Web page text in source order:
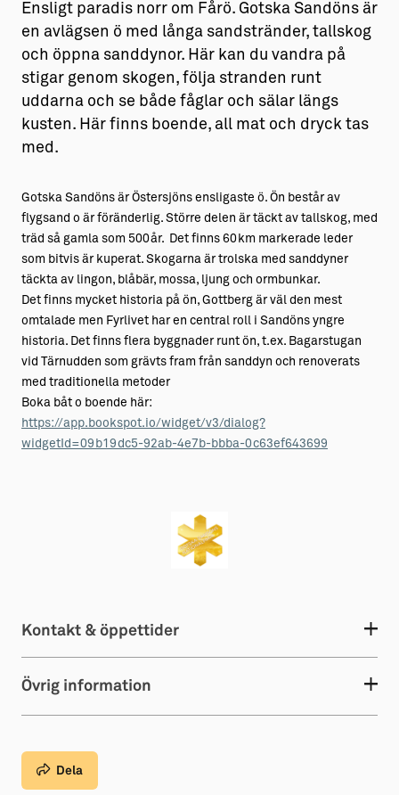
Ensligt paradis norr om Fårö. Gotska Sandöns är
en avlägsen ö med långa sandstränder, tallskog
och öppna sanddynor. Här kan du vandra på
stigar genom skogen, följa stranden runt
uddarna och se både fåglar och sälar längs
kusten. Här finns boende, all mat och dryck tas
med.
Gotska Sandöns är Östersjöns ensligaste ö. Ön består av
flygsand o är föränderlig. Större delen är täckt av tallskog, med
träd så gamla som 500år. Det finns 60km markerade leder
som bitvis är kuperat. Skogarna är trolska med sanddyner
täckta av lingon, blåbär, mossa, ljung och ormbunkar.
Det finns mycket historia på ön, Gottberg är väl den mest
omtalade men Fyrlivet har en central roll i Sandöns yngre
historia. Det finns flera byggnader runt ön, t.ex. Bagarstugan
vid Tärnudden som grävts fram från sanddyn och renoverats
med traditionella metoder
Boka båt o boende här:
https://app.bookspot.io/widget/v3/dialog?
widgetId=09b19dc5-92ab-4e7b-bbba-0c63ef643699
Kontakt & öppettider
Övrig information
Dela